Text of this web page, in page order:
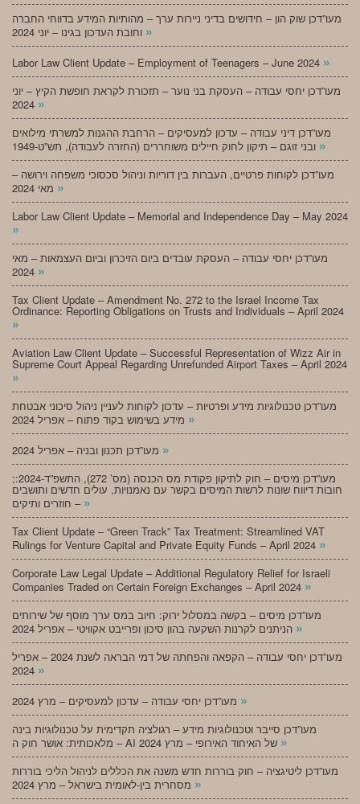
מעו”דכן שוק הון – חידושים בדיני ניירות ערך – מהותיות המידע בדווחי החברה
»
Labor Law Client Update – Employment of Teenagers – June 2024 »
מעו”דכן יחסי עבודה – העסקת בני נוער – תזכורת לקראת חופשת הקיץ – יוני
»
מעו”דכן דיני עבודה – עדכון למעסיקים – הרחבת ההגנות למשרתי מילואים
»
מעו”דכן לקוחות פרטיים, העברות בין דוריות וניהול סכסוכי משפחה וירושה –
»
Labor Law Client Update – Memorial and Independence Day – May 2024
»
מעו”דכן יחסי עבודה – העסקת עובדים ביום הזיכרון וביום העצמאות – מאי
»
Tax Client Update – Amendment No. 272 to the Israel Income Tax
Ordinance: Reporting Obligations on Trusts and Individuals – April 2024
»
Aviation Law Client Update – Successful Representation of Wizz Air in
Supreme Court Appeal Regarding Unrefunded Airport Taxes – April 2024
»
מעו”דכן טכנולוגיות מידע ופרטיות – עדכון לקוחות לעניין ניהול סיכוני אבטחת
»
»
;מעו”דכן מיסים – חוק לתיקון פקודת מס הכנסה (מס’ 272), התשפ”ד-2024:
חובות דיווח שונות לרשות המיסים בקשר עם נאמנויות, עולים חדשים ותושבים
חוזרים ותיקים – »
Tax Client Update – “Green Track” Tax Treatment: Streamlined VAT
Rulings for Venture Capital and Private Equity Funds – April 2024 »
Corporate Law Legal Update – Additional Regulatory Relief for Israeli
Companies Traded on Certain Foreign Exchanges – April 2024 »
מעו”דכן מיסים – בקשה במסלול ירוק: חיוב במס ערך מוסף של שירותים
»
מעו”דכן יחסי עבודה – הקפאה והפחתה של דמי הבראה לשנת 2024 – אפריל
»
»
מעו”דכן סייבר וטכנולוגיות מידע – רגולציה תקדימית על טכנולוגיות בינה
»
מעו”דכן ליטיגציה – חוק בוררות חדש משנה את הכללים לניהול הליכי בוררות
»